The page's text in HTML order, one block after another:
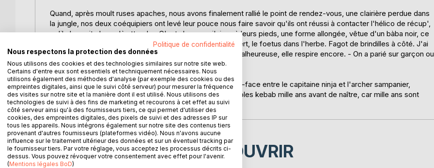
Quand, après moult ruses apaches, nous avons finalement rallié le point de rendez-vous, une clairière perdue dans
la jungle, nos deux coéquipiers ont levé leur pouce nous faire savoir qu'ils ont réussi à contacter l'hélico de récup',
qu'il n'y avait plus qu'à attendre. C'est alors que j'ai vu, à leurs pieds, une forme allongée, vêtue d'un bàba noir, ce
qu'il en reste. Une jeune indigène enceinte, le ventre ouvert, le foetus dans l'herbe. Fagot de brindilles à côté. J'ai
immédiatement tiré mon poignard, tranché la gorge à la malheureuse, elle respire encore. - On a parié sur garçon ou
fille, mais on peut rien voir encore, merde !
Maintenant que nous connaissons l'issue fatale du face-à-face entre le capitaine ninja et l'archer sampanier,
retournons voir comment nous en sommes arrivés là, lucioles kebab mille ans avant de naître, car mille ans sont
comme un seul jour.
D’AUTRES TITRES À DÉCOUVRIR
Politique de confidentialité
Nous respectons la protection des données
Nous utilisons des cookies et des technologies similaires sur notre site web.
Certains d'entre eux sont essentiels et techniquement nécessaires. Nous
utilisons également des méthodes d'analyse (par exemple des cookies ou des
empreintes digitales, ainsi que le suivi côté serveur) pour mesurer la fréquence
des visites sur notre site et la manière dont il est utilisé. Nous utilisons des
technologies de suivi à des fins de marketing et recourons à cet effet au suivi
côté serveur ainsi qu'à des fournisseurs tiers, ce qui permet d'utiliser des
cookies, des empreintes digitales, des pixels de suivi et des adresses IP sur
tous les appareils. Nous intégrons également sur notre site des contenus tiers
provenant d'autres fournisseurs (plateformes vidéo). Nous n'avons aucune
influence sur le traitement ultérieur des données et sur un éventuel tracking par
le fournisseur tiers. Par votre réglage, vous acceptez les processus décrits ci-
dessus. Vous pouvez révoquer votre consentement avec effet pour l'avenir.
(Mentions légales BoD)